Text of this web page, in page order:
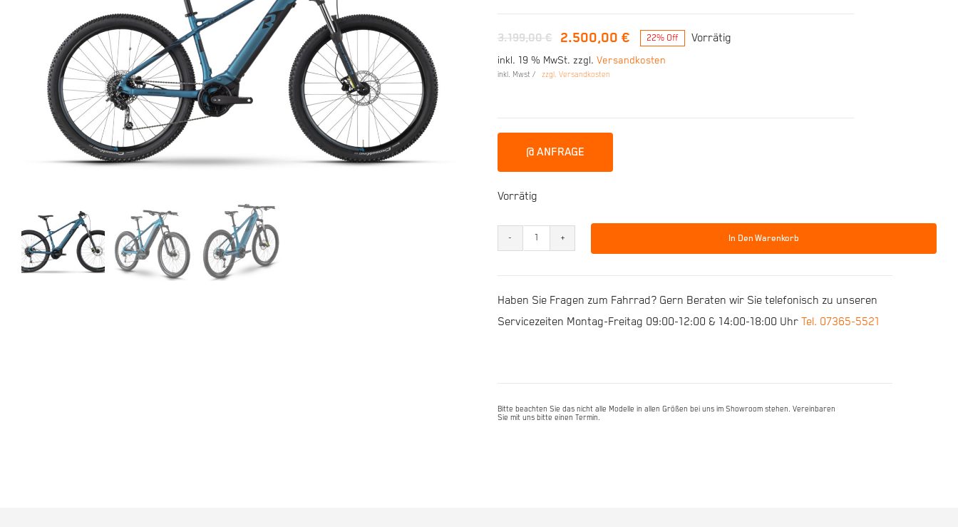
3.199,00€
Ursprünglicher
Preis
2.500,00 €
Aktueller
Preis
22% Off Vorrätig
inkl. 19 % MwSt. zzgl. Versandkosten
inkl. Mwst / zzgl. Versandkosten
@ ANFRAGE
Vorrätig
R
space
In Den Warenkorb
Haben Sie Fragen zum Fahrrad? Gern Beraten wir Sie telefonisch zu unseren
Servicezeiten Montag-Freitag 09:00-12:00 & 14:00-18:00 Uhr Tel. 07365-5521
Bitte beachten Sie das nicht alle Modelle in allen Größen bei uns im Showroom stehen. Vereinbaren
Sie mit uns bitte einen Termin.